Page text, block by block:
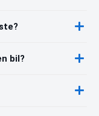
bil?